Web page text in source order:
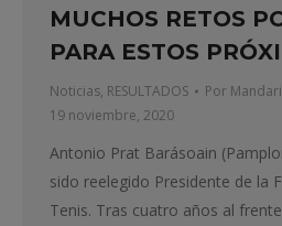
MUCHOS RETOS
PARA ESTOS
Noticias, RESULTADOS Por
19 noviembre, 2020
Antonio Prat Barásoain
sido reelegido Presidente de la
Tenis. Tras cuatro años al